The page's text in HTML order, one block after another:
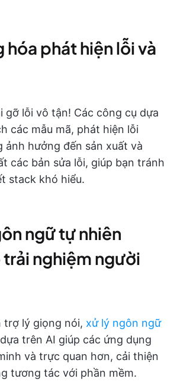
hóa phát hiện lỗi và
gỡ lỗi vô tận! Các công cụ dựa
các mẫu mã, phát hiện lỗi
ảnh hưởng đến sản xuất và
các bản sửa lỗi, giúp bạn tránh
stack khó hiểu.
ngữ tự nhiên
trải nghiệm người
trợ lý giọng nói, xử lý ngôn ngữ
dựa trên AI giúp các ứng dụng
và trực quan hơn, cải thiện
tương tác với phần mềm.